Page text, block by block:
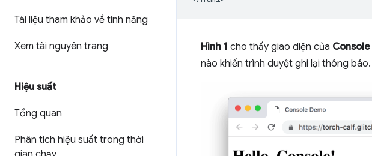
Tài liệu tham khảo về tính năng
Xem tài nguyên trang
Hiệu suất
Tổng quan
Phân tích hiệu suất trong thời
Hình 1 cho thấy giao diện của Console
nào khiến trình duyệt ghi lại thông báo.